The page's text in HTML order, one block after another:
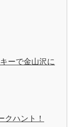
ーで金山沢に
ハント！